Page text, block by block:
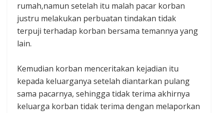
rumah,namun setelah itu malah pacar korban
justru melakukan perbuatan tindakan tidak
terpuji terhadap korban bersama temannya yang
lain.
Kemudian korban menceritakan kejadian itu
kepada keluarganya setelah diantarkan pulang
sama pacarnya, sehingga tidak terima akhirnya
keluarga korban tidak terima dengan melaporkan